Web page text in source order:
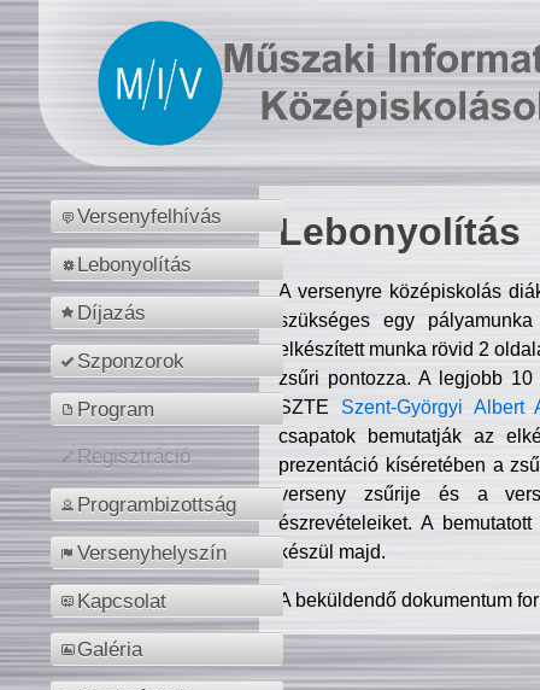
Versenyfelhívás
Lebonyolítás
Díjazás
Szponzorok
Program
Regisztráció
Programbizottság
Versenyhelyszín
Kapcsolat
Galéria
Lebonyolítás
A versenyre középiskolás
szükséges egy
elkészített munka rövid 2
zsűri pontozza. A legjobb
SZTE Szent-Györgyi Albert
csapatok bemutatják az
prezentáció kíséretében a
verseny zsűrije és a
észrevételeiket. A
készül majd.
A beküldendő dokumentum